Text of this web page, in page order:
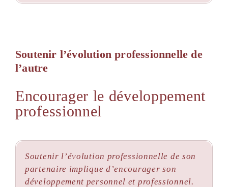
Soutenir l’évolution professionnelle de
l’autre
Encourager le développement
professionnel
Soutenir l’évolution professionnelle de son
partenaire implique d’encourager son
développement personnel et professionnel.